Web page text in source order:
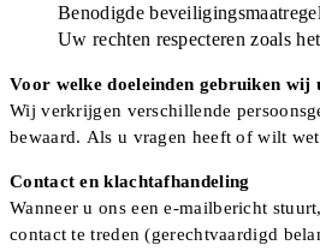
Benodigde
Uw rechten respecteren zoals
Voor welke doeleinden gebruiken wij
Wij verkrijgen verschillende
bewaard. Als u vragen heeft of wilt
Contact en klachtafhandeling
Wanneer u ons een e-mailbericht
contact te treden (gerechtvaardigd